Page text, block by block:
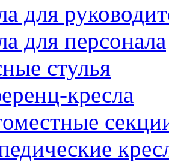
для
для персонала
стулья
кресла